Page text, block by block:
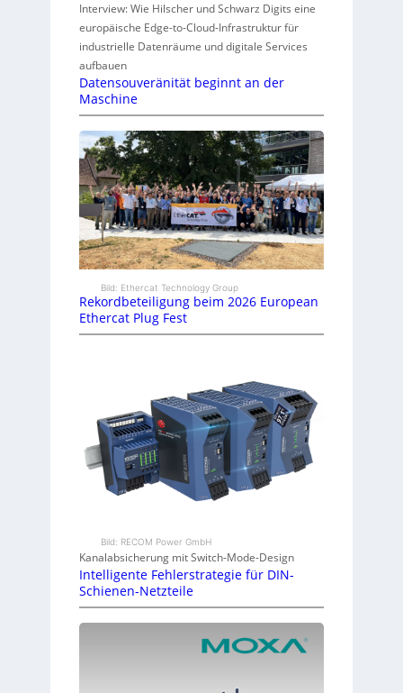
Interview: Wie Hilscher und Schwarz Digits eine
europäische Edge-to-Cloud-Infrastruktur für
industrielle Datenräume und digitale Services
aufbauen
Datensouveränität beginnt an der
Maschine
Bild: Ethercat Technology Group
Rekordbeteiligung beim 2026 European
Ethercat Plug Fest
Bild: RECOM Power GmbH
Kanalabsicherung mit Switch-Mode-Design
Intelligente Fehlerstrategie für DIN-
Schienen-Netzteile